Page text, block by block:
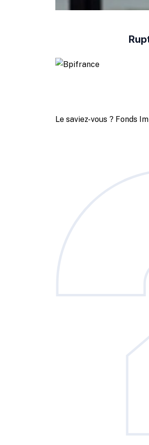
Le saviez-vous ? Fonds